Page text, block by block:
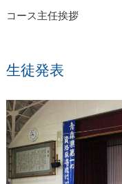
コース主任挨拶
生徒発表